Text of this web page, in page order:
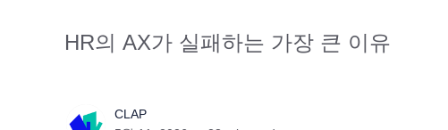
HR의 AX가 실패하는 가장 큰 이유
CLAP